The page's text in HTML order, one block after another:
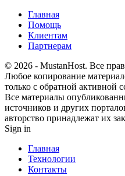
Главная
Помощь
Клиентам
Партнерам
© 2026 - MustanHost. Все
Любое копирование
только с обратной активной
Все материалы
источников и других
авторство принадлежат их
Sign in
Главная
Технологии
Контакты